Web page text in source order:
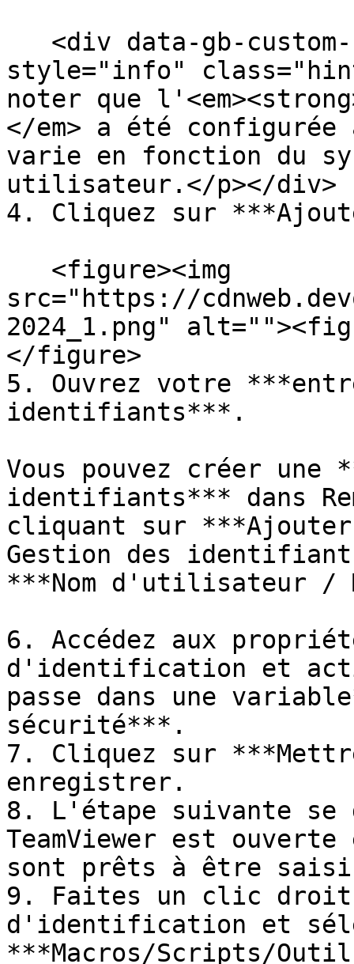
style="info"
noter que
</em> a été
varie en fonction du
utilisateur.</p></div>
4. Cliquez sur
src="https://
2024_1.png"
</figure>
5. Ouvrez votre
identifiants***.
Vous pouvez créer une
identifiants*** dans
cliquant sur
Gestion des
***Nom d'utilisateur /
6. Accédez aux
d'identification et
passe dans une
sécurité***.
7. Cliquez sur
enregistrer.
8. L'étape suivante se
TeamViewer est
sont prêts à être
9. Faites un clic droit
d'identification et
***Macros/Scripts/